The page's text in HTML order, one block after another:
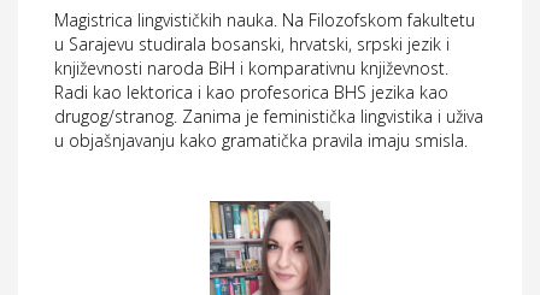
Magistrica lingvističkih nauka. Na Filozofskom fakultetu
u Sarajevu studirala bosanski, hrvatski, srpski jezik i
književnosti naroda BiH i komparativnu književnost.
Radi kao lektorica i kao profesorica BHS jezika kao
drugog/stranog. Zanima je feministička lingvistika i uživa
u objašnjavanju kako gramatička pravila imaju smisla.